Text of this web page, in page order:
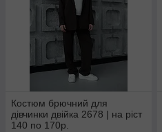
Костюм брючний для
дівчинки двійка 2678 | на ріст
140 по 170р.